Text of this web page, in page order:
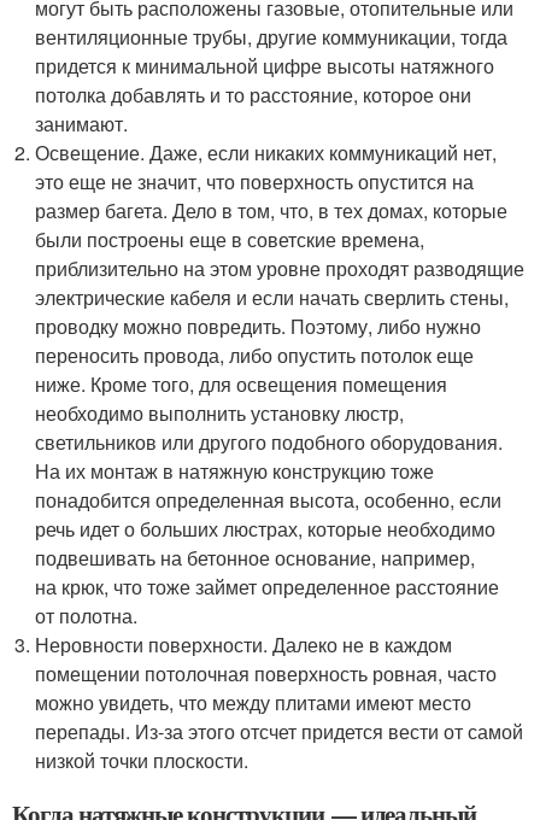
могут быть расположены газовые, отопительные или
вентиляционные трубы, другие коммуникации, тогда
придется к минимальной цифре высоты натяжного
потолка добавлять и то расстояние, которое они
занимают.
Освещение. Даже, если никаких коммуникаций нет,
это еще не значит, что поверхность опустится на
размер багета. Дело в том, что, в тех домах, которые
были построены еще в советские времена,
приблизительно на этом уровне проходят разводящие
электрические кабеля и если начать сверлить стены,
проводку можно повредить. Поэтому, либо нужно
переносить провода, либо опустить потолок еще
ниже. Кроме того, для освещения помещения
необходимо выполнить установку люстр,
светильников или другого подобного оборудования.
На их монтаж в натяжную конструкцию тоже
понадобится определенная высота, особенно, если
речь идет о больших люстрах, которые необходимо
подвешивать на бетонное основание, например,
на крюк, что тоже займет определенное расстояние
от полотна.
Неровности поверхности. Далеко не в каждом
помещении потолочная поверхность ровная, часто
можно увидеть, что между плитами имеют место
перепады. Из-за этого отсчет придется вести от самой
низкой точки плоскости.